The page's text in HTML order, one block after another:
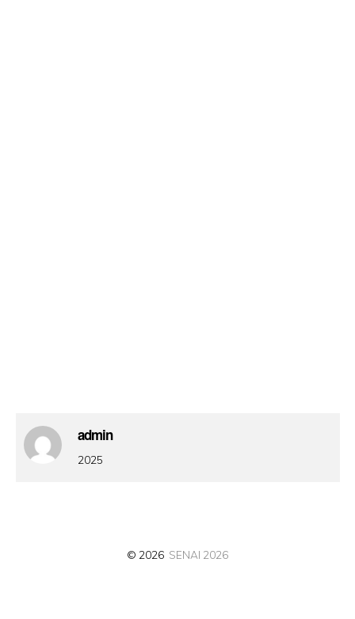
admin
2025
© 2026 SENAI 2026